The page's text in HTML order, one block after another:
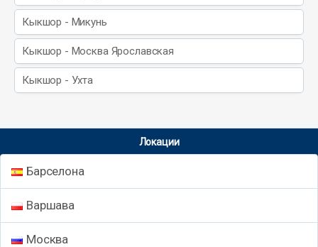
Кыкшор - Микунь
Кыкшор - Москва Ярославская
Кыкшор - Ухта
Локации
Барселона
Варшава
Москва